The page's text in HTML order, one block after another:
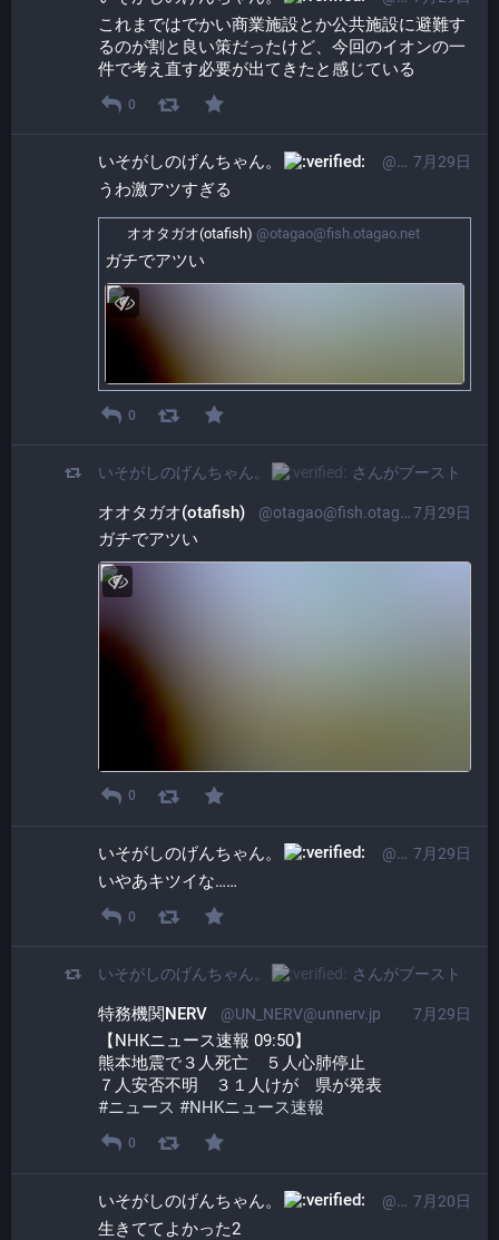
これまではでかい商業施設とか公共施設に避難す
るのが割と良い策だったけど、今回のイオンの一
件で考え直す必要が出てきたと感じている
0
7月29日
いそがしのげんちゃん。​ @ProgrammerGenboo@itabashi.0j0.jp
うわ激アツすぎる
オオタガオ(otafish) @otagao@fish.otagao.net
ガチでアツい
0
いそがしのげんちゃん。​ さんがブースト
7月29日
オオタガオ(otafish) @otagao@fish.otagao.net
ガチでアツい
0
7月29日
いそがしのげんちゃん。​ @ProgrammerGenboo@itabashi.0j0.jp
いやあキツイな……
0
いそがしのげんちゃん。​ さんがブースト
7月29日
特務機関NERV @UN_NERV@unnerv.jp
【NHKニュース速報 09:50】
熊本地震で３人死亡　５人心肺停止
７人安否不明　３１人けが　県が発表
#ニュース #NHKニュース速報
0
7月20日
いそがしのげんちゃん。​ @ProgrammerGenboo@itabashi.0j0.jp
生きててよかった2